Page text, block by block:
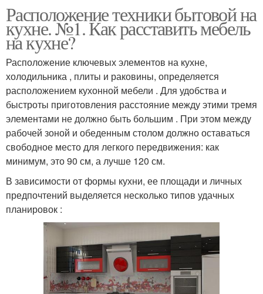
Расположение техники бытовой на
кухне. №1. Как расставить мебель
на кухне?
Расположение ключевых элементов на кухне,
холодильника , плиты и раковины, определяется
расположением кухонной мебели . Для удобства и
быстроты приготовления расстояние между этими тремя
элементами не должно быть большим . При этом между
рабочей зоной и обеденным столом должно оставаться
свободное место для легкого передвижения: как
минимум, это 90 см, а лучше 120 см.
В зависимости от формы кухни, ее площади и личных
предпочтений выделяется несколько типов удачных
планировок :